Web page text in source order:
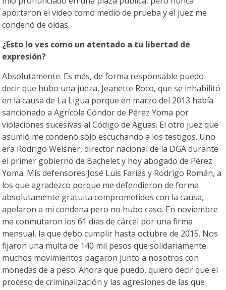
aportaron el video como medio de prueba y el juez me
condenó de oídas.
¿Esto lo ves como un atentado a tu libertad de
expresión?
Absolutamente. Es más, de forma responsable puedo
decir que hubo una jueza, Jeanette Roco, que se inhabilitó
en la causa de La Ligua porque en marzo del 2013 había
sancionado a Agrícola Cóndor de Pérez Yoma por
violaciones sucesivas al Código de Aguas. El otro juez que
asumió me condenó sólo escuchando a los testigos. Uno
era Rodrigo Weisner, director nacional de la DGA durante
el primer gobierno de Bachelet y hoy abogado de Pérez
Yoma. Mis defensores José Luis Farías y Rodrigo Román, a
los que agradezco porque me defendieron de forma
absolutamente gratuita comprometidos con la causa,
apelaron a mi condena pero no hubo caso. En noviembre
me conmutaron los 61 días de cárcel por una firma
mensual, la que debo cumplir hasta octubre de 2015. Nos
fijaron una multa de 140 mil pesos que solidariamente
muchos movimientos pagaron junto a nosotros con
monedas de a peso. Ahora que puedo, quiero decir que el
proceso de criminalización y las agresiones de las que